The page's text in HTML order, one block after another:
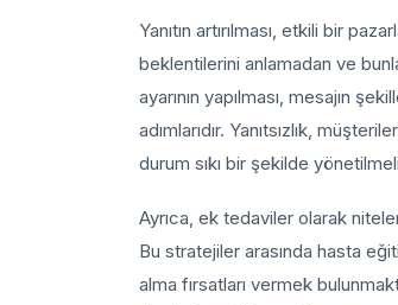
Yanıtın artırılması, etkili bir
beklentilerini anlamadan ve
ayarının yapılması, mesajın
adımlarıdır. Yanıtsızlık,
durum sıkı bir şekilde
Ayrıca, ek tedaviler olarak
Bu stratejiler arasında hasta
alma fırsatları vermek